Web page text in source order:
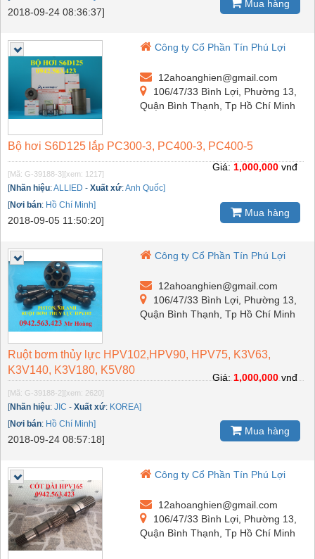
2018-09-24 08:36:37]
Mua hàng
Công ty Cổ Phần Tín Phú Lợi
12ahoanghien@gmail.com
106/47/33 Bình Lợi, Phường 13,
Quận Bình Thạnh, Tp Hồ Chí Minh
Bộ hơi S6D125 lắp PC300-3, PC400-3, PC400-5
[Mã: G-39188-3] [xem: 1217]
[Nhãn hiệu:ALLIED - Xuất xứ:Anh Quốc]
[Nơi bán: Hồ Chí Minh]
2018-09-05 11:50:20]
Giá: 1,000,000 vnđ
Mua hàng
Công ty Cổ Phần Tín Phú Lợi
12ahoanghien@gmail.com
106/47/33 Bình Lợi, Phường 13,
Quận Bình Thạnh, Tp Hồ Chí Minh
Ruột bơm thủy lực HPV102,HPV90, HPV75, K3V63,
K3V140, K3V180, K5V80
[Mã: G-39188-2] [xem: 2620]
[Nhãn hiệu: JIC - Xuất xứ: KOREA]
[Nơi bán: Hồ Chí Minh]
2018-09-24 08:57:18]
Giá:1,000,000vnđ
Mua hàng
Công ty Cổ Phần Tín Phú Lợi
12ahoanghien@gmail.com
106/47/33 Bình Lợi, Phường 13,
Quận Bình Thạnh, Tp Hồ Chí Minh